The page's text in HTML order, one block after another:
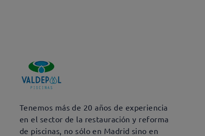
Tenemos más de 20 años de experiencia
en el sector de la restauración y reforma
de piscinas, no sólo en Madrid sino en